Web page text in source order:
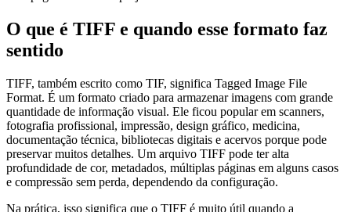
O que é TIFF e quando esse formato faz
sentido
TIFF, também escrito como TIF, significa Tagged Image File
Format. É um formato criado para armazenar imagens com grande
quantidade de informação visual. Ele ficou popular em scanners,
fotografia profissional, impressão, design gráfico, medicina,
documentação técnica, bibliotecas digitais e acervos porque pode
preservar muitos detalhes. Um arquivo TIFF pode ter alta
profundidade de cor, metadados, múltiplas páginas em alguns casos
e compressão sem perda, dependendo da configuração.
Na prática, isso significa que o TIFF é muito útil quando a